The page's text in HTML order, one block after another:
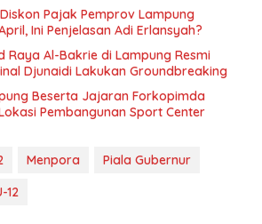
Pajak Pemprov Lampung
Ini Penjelasan Adi Erlansyah?
Raya Al-Bakrie di Lampung Resmi
Djunaidi Lakukan Groundbreaking
Beserta Jajaran Forkopimda
Pembangunan Sport Center
Menpora
Piala Gubernur
12